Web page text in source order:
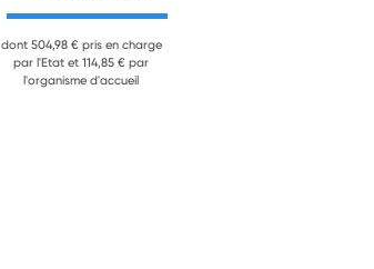
dont 504,98 € pris en charge
par l'Etat et 114,85 € par
l'organisme d'accueil